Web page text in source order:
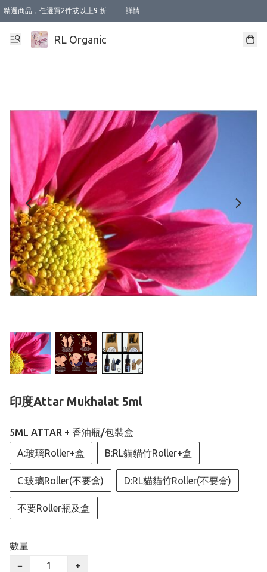
精選商品，任選買2件或以上9 折 詳情
XI周年優惠【新品自由選2件88折/3件85折】
XI周年優惠【Chakra 脈輪平衡自由選2件9折/3件85折/5件8折】
Florame 肌底自由選 2支9折 3支85折
XI周年優惠【蟲蟲退散 · 防衛結界﹞系列2件9折】
Sunki 任選2件95折
BIOFFICINA TOSCANA 任選2支9折 3支85折
Lamav 任選1件9折 2件85折
Mukti Organics 指定產品任選1件9折, 2件88折 3件85折
Intelligent Nutrients Skincare 任選2件9折
deodorant 任選2件88折
化妝品 任選2件95折
XI周年優惠【身心靈單品 任選2件9折/3件85折/5件8折】
XI周年優惠 【精油/香水 任選2件9折/3件85折/5件8折】
XI周年優惠【「關節到肌膚」全效養護 BODY OIL 組2件88折/3件85折】
XI周年優惠【夏日有機物理防曬套裝2件88折】
XI周年優惠【夏日潔面隨意選2件88折/3件85折】
XI周年優惠【逆齡奇蹟抗氧 11 自由選2件88折/3件85折/4件或以上8折】
新會員首次購物即享全單 95 折優惠！
成為VIP / VVIP 可享有生日月現金扣減獎賞優惠 !! 記得去賬户資料填上生日日期啦 !
選用順豐速運，滿$500 免運費
本地速遞 京東 送住宅/ 工商地址 $400 免運費
澳門訂單選用順豐速運，滿$800 免運費
RL Organic
印度Attar Mukhalat 5ml
5ML ATTAR + 香油瓶/包裝盒
A:玻璃Roller+盒
B:RL貓貓竹Roller+盒
C:玻璃Roller(不要盒) D:RL貓貓竹Roller(不要盒)
不要Roller瓶及盒
數量
−
+